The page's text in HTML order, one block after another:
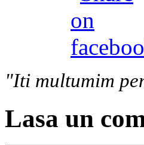
"Iti multumim
Lasa un